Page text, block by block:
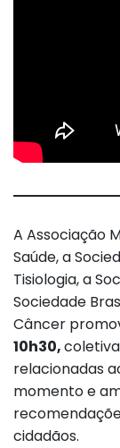
A Associação
Saúde, a
Tisiologia, a
Sociedade
Câncer
10h30,
relacionadas
momento e
cidadãos.